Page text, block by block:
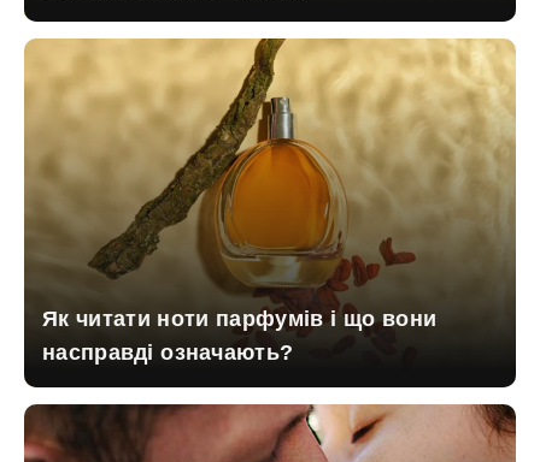
Як читати ноти парфумів і що вони
насправді означають?